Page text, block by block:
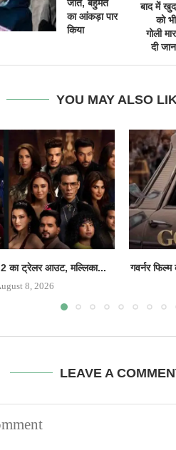
जीत, बहुमत
का आंकड़ा पार
किया
बाद में खुद
को भी
गोली मार
दी जान
YOU MAY ALSO
का ट्रेलर आउट, मल्लिका...
8, 2026
गवर्नर
LEAVE A